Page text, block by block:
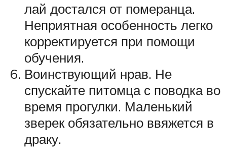
лай достался от померанца.
Неприятная особенность легко
корректируется при помощи
обучения.
Воинствующий нрав. Не
спускайте питомца с поводка во
время прогулки. Маленький
зверек обязательно ввяжется в
драку.